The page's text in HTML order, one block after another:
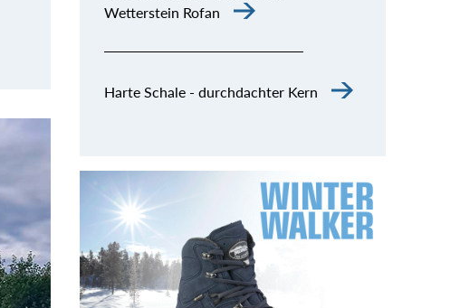
Wetterstein Rofan
Harte Schale - durchdachter Kern